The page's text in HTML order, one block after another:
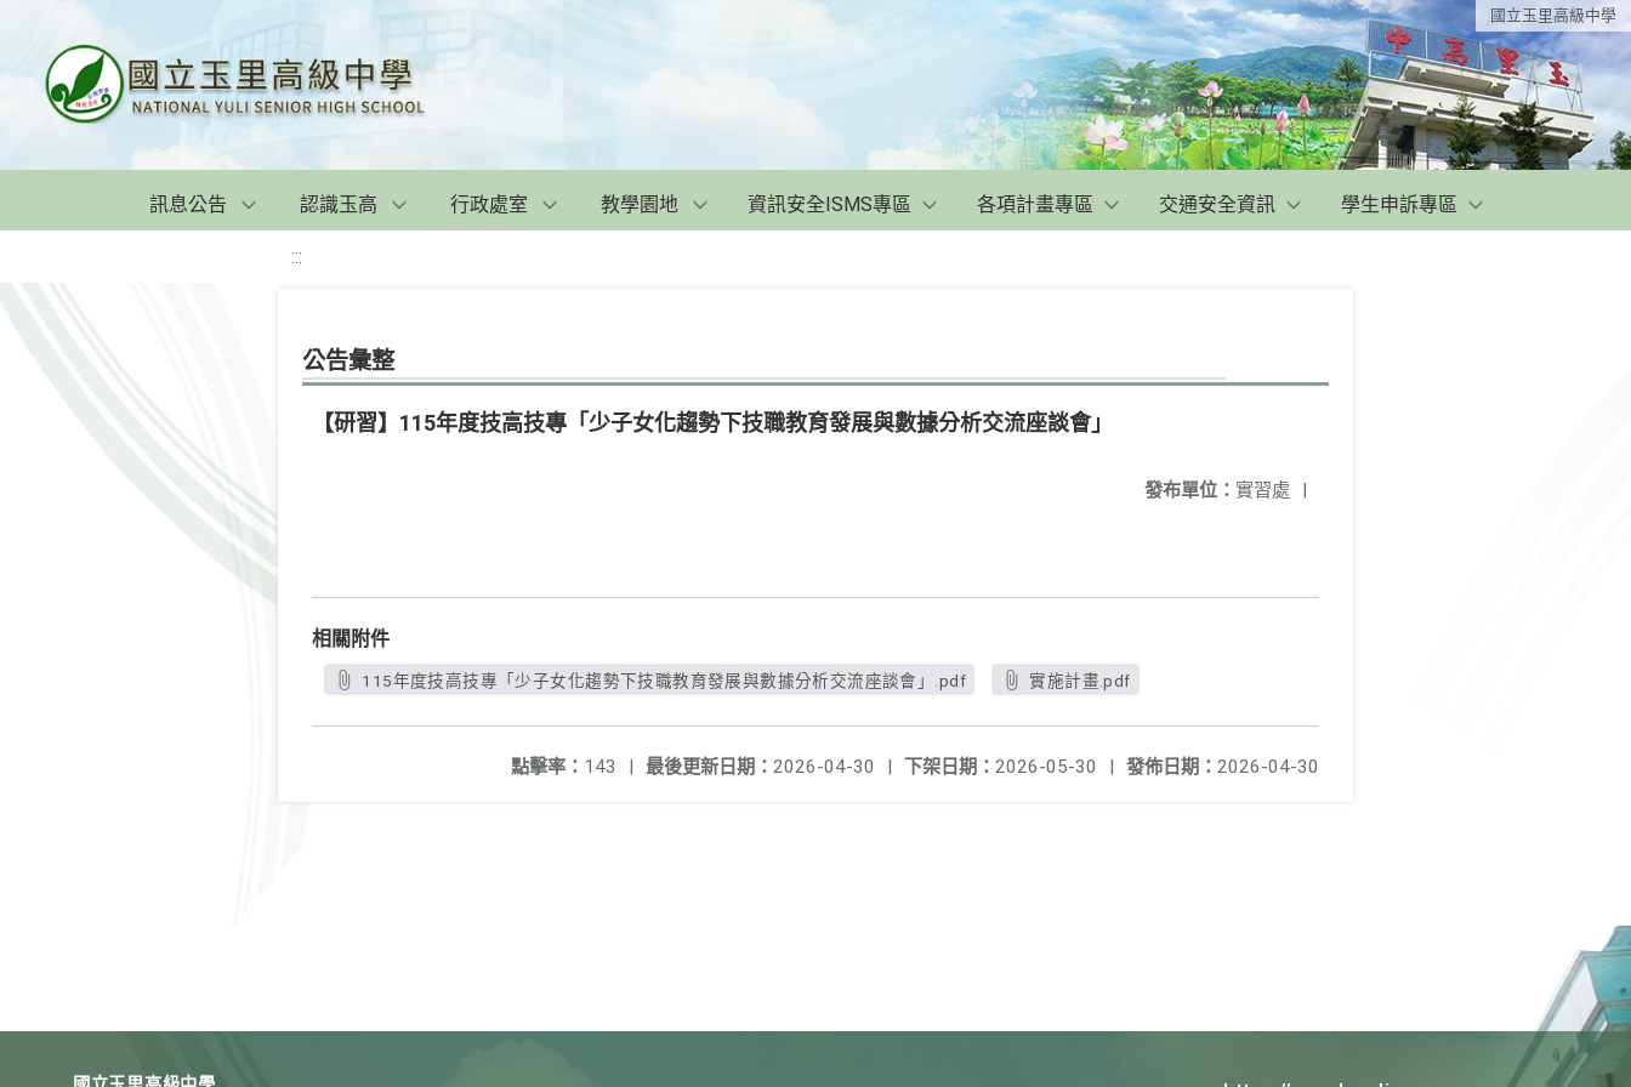
國立玉里高級中學
訊息公告 認識玉高 行政處室 教學園地 資訊安全ISMS專區 各項計畫專區 交通安全資訊 學生申訴專區
:::
公告彙整
【研習】115年度技高技專「少子女化趨勢下技職教育發展與數據分析交流座談會」
發布單位： 實習處 |
相關附件
115年度技高技專「少子女化趨勢下技職教育發展與數據分析交流座談會」.pdf 實施計畫.pdf
發佈日期： 2026-04-30
下架日期： 2026-05-30 |
最後更新日期： 2026-04-30 |
點擊率： 143 |